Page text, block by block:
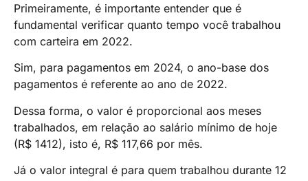
Primeiramente, é importante entender que é
fundamental verificar quanto tempo você trabalhou
com carteira em 2022.
Sim, para pagamentos em 2024, o ano-base dos
pagamentos é referente ao ano de 2022.
Dessa forma, o valor é proporcional aos meses
trabalhados, em relação ao salário mínimo de hoje
(R$ 1412), isto é, R$ 117,66 por mês.
Já o valor integral é para quem trabalhou durante 12